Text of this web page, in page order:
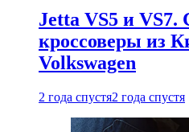
Jetta VS5 и VS7.
кроссоверы из
Volkswagen
2 года спустя2 года спустя